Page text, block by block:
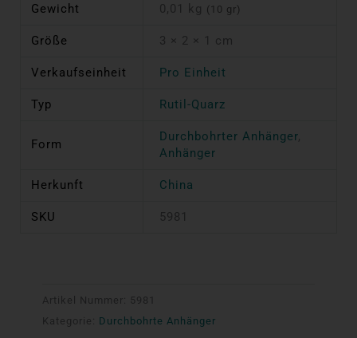
Gewicht 0,01 kg (10 gr)
Größe 3 × 2 × 1 cm
Verkaufseinheit Pro Einheit
Typ Rutil-Quarz
Form
Durchbohrter Anhänger,
Anhänger
Herkunft China
SKU 5981
Artikel Nummer:
5981
Kategorie:
Durchbohrte Anhänger